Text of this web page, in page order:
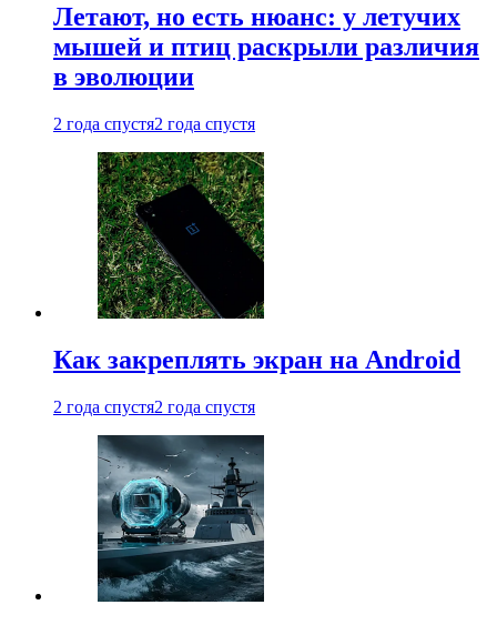
Летают, но есть нюанс: у летучих
мышей и птиц раскрыли различия
в эволюции
2 года спустя2 года спустя
Как закреплять экран на Android
2 года спустя2 года спустя